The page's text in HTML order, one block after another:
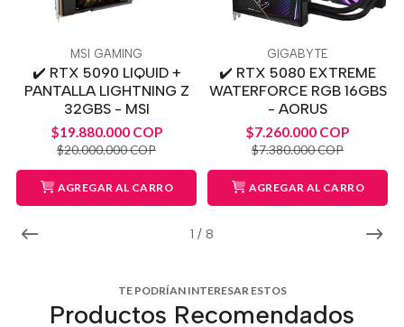
1 / 8
MSI GAMING
✔️ RTX 5090 LIQUID +
PANTALLA LIGHTNING Z
32GBS - MSI
$19.880.000 COP
$20.000.000 COP
AGREGAR AL CARRO
GIGABYTE
✔️ RTX 5080 EXTREME
WATERFORCE RGB 16GBS
- AORUS
$7.260.000 COP
$7.380.000 COP
AGREGAR AL CARRO
TE PODRÍAN INTERESAR ESTOS
Productos Recomendados